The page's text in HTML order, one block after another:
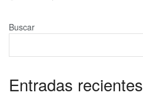
Buscar
Entradas recientes